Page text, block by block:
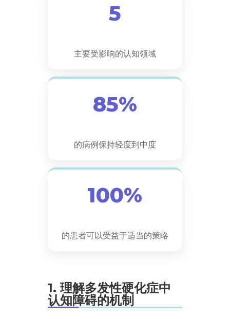
5
主要受影响的认知领域
85%
的病例保持轻度到中度
100%
的患者可以受益于适当的策略
1. 理解多发性硬化症中
认知障碍的机制